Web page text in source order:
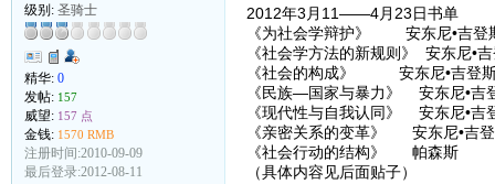
级别: 圣骑士
精华: 0
发帖: 157
威望: 157 点
金钱: 1570 RMB
注册时间:2010-09-09
最后登录:2012-08-11
2012年3月11——4月23日书单
《为社会学辩护》 安东尼•吉登
《社会学方法的新规则》 安东尼•
《社会的构成》 安东尼•吉登
《民族—国家与暴力》 安东尼•吉
《现代性与自我认同》 安东尼•吉
《亲密关系的变革》 安东尼•吉
《社会行动的结构》 帕森斯
（具体内容见后面贴子）